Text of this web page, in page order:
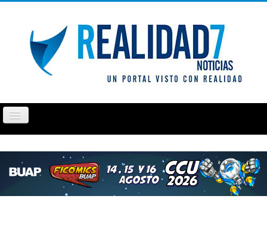
Cambiar
navegación
PUEBLA TLAXCALA OPINIÓN